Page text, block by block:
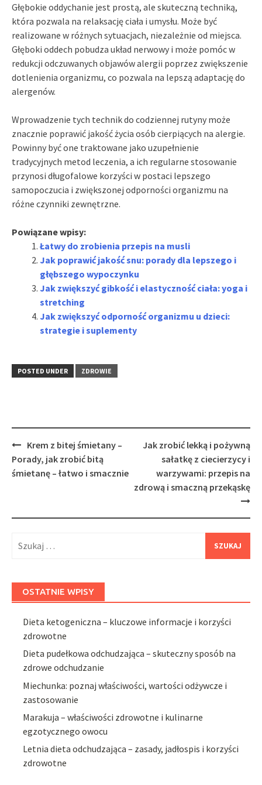
Głębokie oddychanie jest prostą, ale skuteczną techniką,
która pozwala na relaksację ciała i umysłu. Może być
realizowane w różnych sytuacjach, niezależnie od miejsca.
Głęboki oddech pobudza układ nerwowy i może pomóc w
redukcji odczuwanych objawów alergii poprzez zwiększenie
dotlenienia organizmu, co pozwala na lepszą adaptację do
alergenów.
Wprowadzenie tych technik do codziennej rutyny może
znacznie poprawić jakość życia osób cierpiących na alergie.
Powinny być one traktowane jako uzupełnienie
tradycyjnych metod leczenia, a ich regularne stosowanie
przynosi długofalowe korzyści w postaci lepszego
samopoczucia i zwiększonej odporności organizmu na
różne czynniki zewnętrzne.
Powiązane wpisy:
Łatwy do zrobienia przepis na musli
Jak poprawić jakość snu: porady dla lepszego i
głębszego wypoczynku
Jak zwiększyć gibkość i elastyczność ciała: yoga i
stretching
Jak zwiększyć odporność organizmu u dzieci:
strategie i suplementy
POSTED UNDER ZDROWIE
Post
navigation
Krem z bitej śmietany –
Porady, jak zrobić bitą
śmietanę – łatwo i smacznie
Jak zrobić lekką i pożywną
sałatkę z ciecierzycy i
warzywami: przepis na
zdrową i smaczną przekąskę
OSTATNIE WPISY
Dieta ketogeniczna – kluczowe informacje i korzyści
zdrowotne
Dieta pudełkowa odchudzająca – skuteczny sposób na
zdrowe odchudzanie
Miechunka: poznaj właściwości, wartości odżywcze i
zastosowanie
Marakuja – właściwości zdrowotne i kulinarne
egzotycznego owocu
Letnia dieta odchudzająca – zasady, jadłospis i korzyści
zdrowotne